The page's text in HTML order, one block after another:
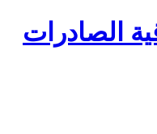
الصادرات